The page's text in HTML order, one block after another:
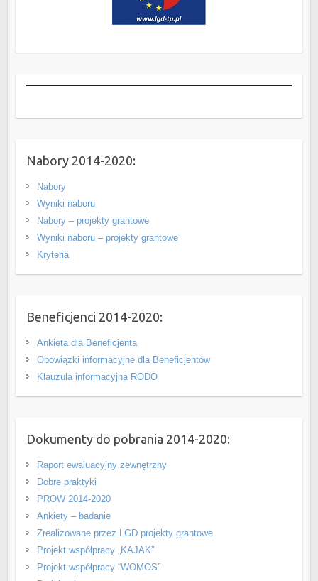
Nabory 2014-2020:
Nabory
Wyniki naboru
Nabory – projekty grantowe
Wyniki naboru – projekty grantowe
Kryteria
Beneficjenci 2014-2020:
Ankieta dla Beneficjenta
Obowiązki informacyjne dla Beneficjentów
Klauzula informacyjna RODO
Dokumenty do pobrania 2014-2020:
Raport ewaluacyjny zewnętrzny
Dobre praktyki
PROW 2014-2020
Ankiety – badanie
Zrealizowane przez LGD projekty grantowe
Projekt współpracy „KAJAK”
Projekt współpracy “WOMOS”